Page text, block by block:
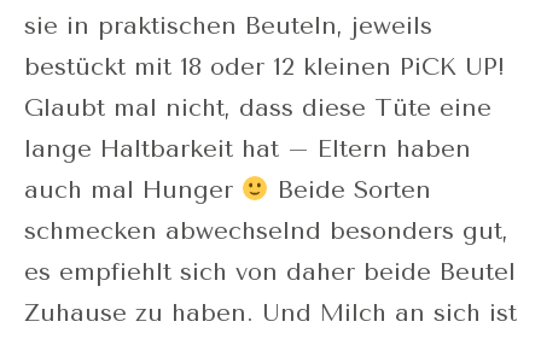
sie in praktischen Beuteln, jeweils
bestückt mit 18 oder 12 kleinen PiCK UP!
Glaubt mal nicht, dass diese Tüte eine
lange Haltbarkeit hat – Eltern haben
auch mal Hunger
Beide Sorten
schmecken abwechselnd besonders gut,
es empfiehlt sich von daher beide Beutel
Zuhause zu haben. Und Milch an sich ist